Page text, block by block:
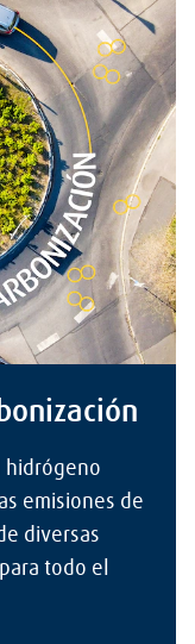
hidrógeno
emisiones de
diversas
todo el